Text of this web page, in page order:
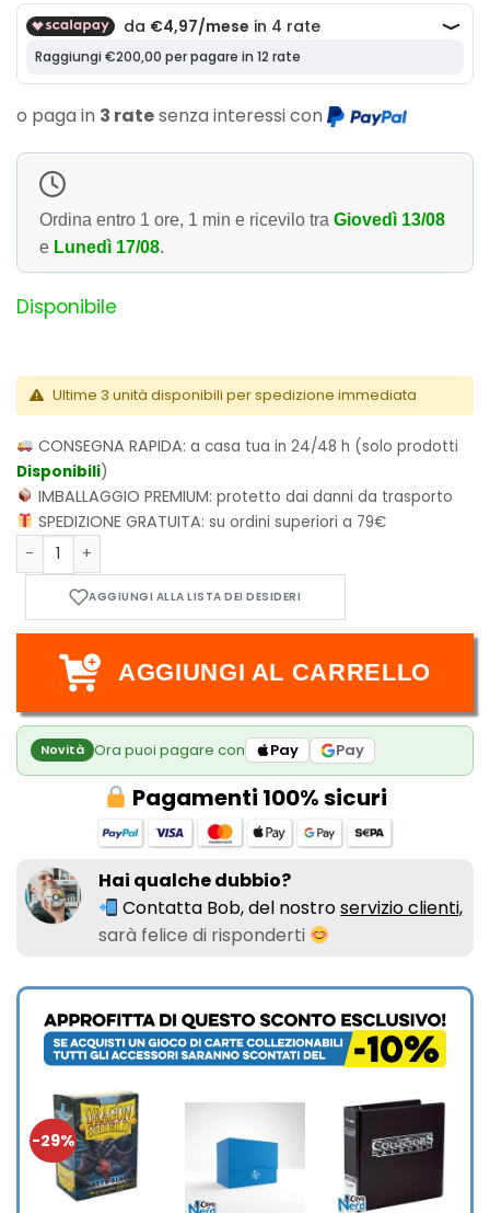
o paga in 3 ratesenza interessi con
Ordina entro 1 ore, 1 min e ricevilo tra Giovedì 13/08
e Lunedì 17/08.
Disponibile
Ultime 3 unità disponibili per spedizione immediata
CONSEGNA RAPIDA:a casa tua in 24/48 h (solo prodotti
Disponibili)
IMBALLAGGIO PREMIUM:protetto dai danni da trasporto
SPEDIZIONE GRATUITA:su ordini superiori a 79€
Briar Deck - Flesh & Blood TCG - Silver Age: Chapter 3 Deck
AGGIUNGI AL CARRELLO
Novità Ora puoi pagare con Pay Pay
Pagamenti 100% sicuri
Hai qualche dubbio?
Contatta Bob, del nostroservizio clienti,
sarà felice di risponderti
-29%